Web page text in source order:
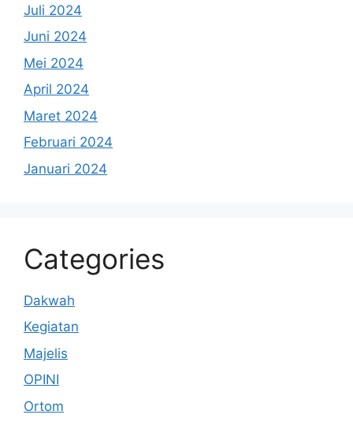
Juli 2024
Juni 2024
Mei 2024
April 2024
Maret 2024
Februari 2024
Januari 2024
Categories
Dakwah
Kegiatan
Majelis
OPINI
Ortom